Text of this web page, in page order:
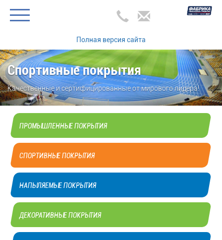
Полная версия сайта
Спортивные покрытия
Качественные и сертифицированные от мирового лидера!
ПРОМЫШЛЕННЫЕ ПОКРЫТИЯ
СПОРТИВНЫЕ ПОКРЫТИЯ
НАПЫЛЯЕМЫЕ ПОКРЫТИЯ
ДЕКОРАТИВНЫЕ ПОКРЫТИЯ